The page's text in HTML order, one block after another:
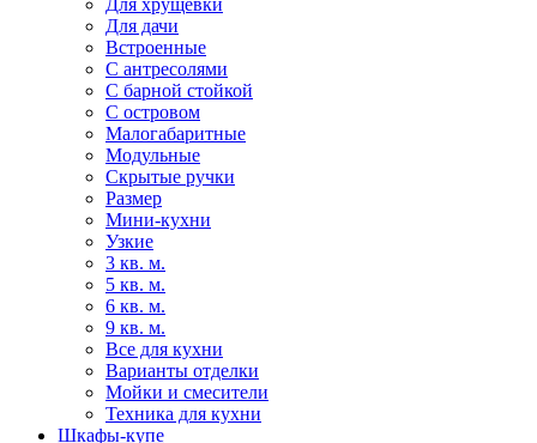
Для хрущевки
Для дачи
Встроенные
С антресолями
С барной стойкой
С островом
Малогабаритные
Модульные
Скрытые ручки
Размер
Мини-кухни
Узкие
3 кв. м.
5 кв. м.
6 кв. м.
9 кв. м.
Все для кухни
Варианты отделки
Мойки и смесители
Техника для кухни
Шкафы-купе